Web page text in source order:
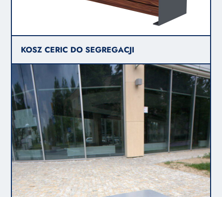
KOSZ CERIC DO SEGREGACJI